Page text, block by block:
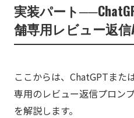
実装パート
舗専用レビュー返
ここからは、ChatGPTまた
専用のレビュー返信プロン
を解説します。